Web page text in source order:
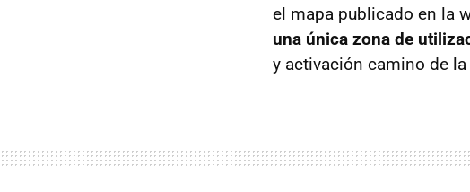
el mapa publicado en la
una única zona de
y activación camino de la